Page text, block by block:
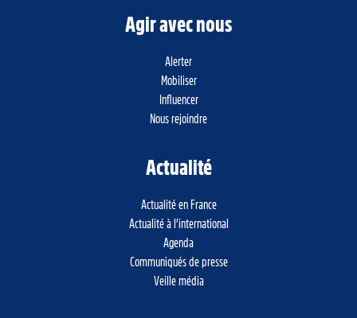
Agir avec nous
Alerter
Mobiliser
Influencer
Nous rejoindre
Actualité
Actualité en France
Actualité à l’international
Agenda
Communiqués de presse
Veille média